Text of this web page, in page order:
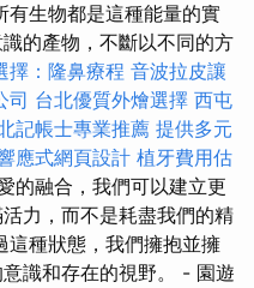
有生物都是這種能量的實
的產物，不斷以不同的方
擇：隆鼻療程 音波拉皮讓
司 台北優質外燴選擇 西屯
記帳士專業推薦 提供多元
應式網頁設計 植牙費用估
的融合，我們可以建立更
力，而不是耗盡我們的精
這種狀態，我們擁抱並擁
識和存在的視野。 - 園遊